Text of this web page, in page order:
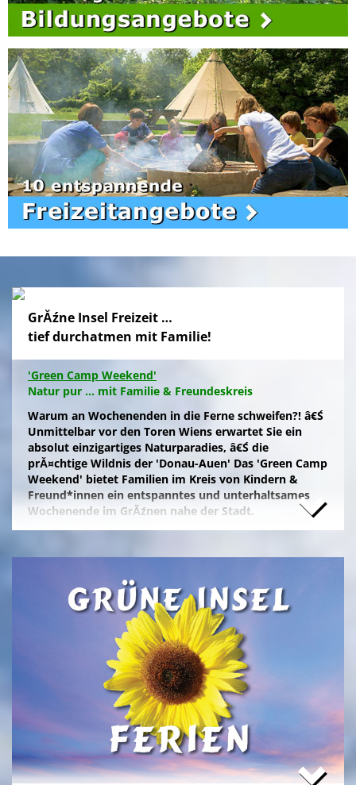
GrĂźne Insel Freizeit …
tief durchatmen mit Familie!
'Green Camp Weekend'
Natur pur ... mit Familie & Freundeskreis
Warum an Wochenenden in die Ferne schweifen?! â€Ś
Unmittelbar vor den Toren Wiens erwartet Sie ein
absolut einzigartiges Naturparadies, â€Ś die
prĂ¤chtige Wildnis der 'Donau-Auen' Das 'Green Camp
Weekend' bietet Familien im Kreis von Kindern &
Freund*innen ein entspanntes und unterhaltsames
Wochenende im GrĂźnen nahe der Stadt.
Naturfreunde, die lange Anfahrten meiden und zum
gepflegten Wiese im 'NationalparkCamp' mit
Selbstverpflegung, â€Ś inklusive KĂźhl- und Catering-
Support sowie abendlichem Brennholz fĂźr das
knisternde Lagerfeuer.
Zum stressfreien Kurzurlaub der Familie mit
Freundeskreis im idyllischen GrĂźn-Ambiente, mit
Naturabenteuern bei einer'Green Tour Lobau'
urigen 'Nationalpark Donau-Auen', mit romantischem
Sterngucken und Palavern am knisternden Lagerfeuer
â€Ś fehlt schlicht nur noch Ihre Buchung!
> 'Green Camp Weekend'